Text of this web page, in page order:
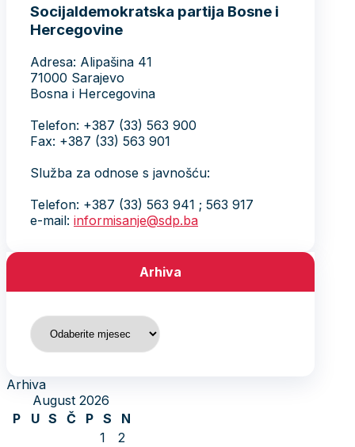
Socijaldemokratska partija Bosne i
Hercegovine
Adresa: Alipašina 41
71000 Sarajevo
Bosna i Hercegovina
Telefon: +387 (33) 563 900
Fax: +387 (33) 563 901
Služba za odnose s javnošću:
Telefon: +387 (33) 563 941 ; 563 917
e-mail: informisanje@sdp.ba
Arhiva
Arhiva
Arhiva
August 2026
P
U S Č P S
N
1
2